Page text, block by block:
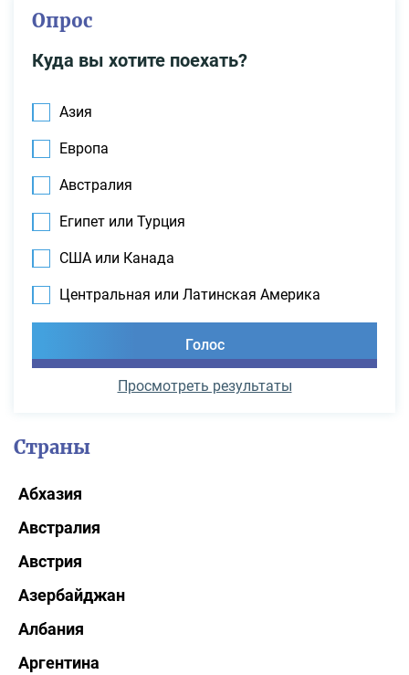
Опрос
Куда вы хотите поехать?
Азия
Европа
Австралия
Египет или Турция
США или Канада
Центральная или Латинская Америка
Просмотреть результаты
Страны
Абхазия
Австралия
Австрия
Азербайджан
Албания
Аргентина